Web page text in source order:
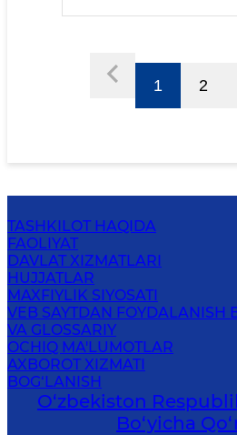
1 2
TASHKILOT HAQIDA
FAOLIYAT
DAVLAT XIZMATLARI
HUJJATLAR
MAXFIYLIK SIYOSATI
VEB SAYTDAN FOYDALANISH
VA GLOSSARIY
OCHIQ MA'LUMOTLAR
AXBOROT XIZMATI
BOG‘LANISH
O‘zbekiston
Bo‘yichа